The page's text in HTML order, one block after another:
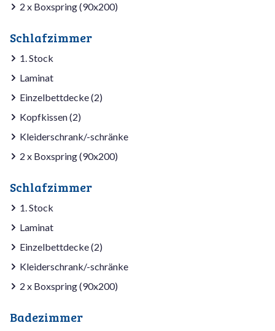
2 x Boxspring (90x200)
Schlafzimmer
1. Stock
Laminat
Einzelbettdecke (2)
Kopfkissen (2)
Kleiderschrank/-schränke
2 x Boxspring (90x200)
Schlafzimmer
1. Stock
Laminat
Einzelbettdecke (2)
Kleiderschrank/-schränke
2 x Boxspring (90x200)
Badezimmer